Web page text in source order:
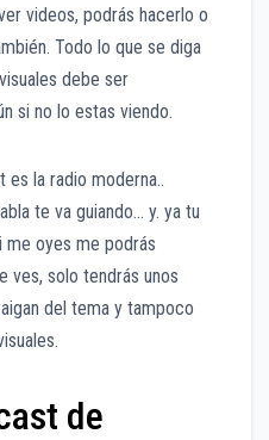
videos, podrás hacerlo o
Todo lo que se diga
debe ser
si no lo estas viendo.
la radio moderna..
te va guiando… y. ya tu
me oyes me podrás
ves, solo tendrás unos
del tema y tampoco
de